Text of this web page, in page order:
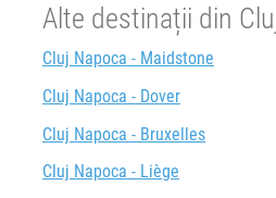
Alte destinații din
Cluj Napoca - Maidstone
Cluj Napoca - Dover
Cluj Napoca - Bruxelles
Cluj Napoca - Liège